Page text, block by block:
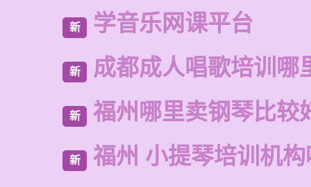
新 学音乐网课平台
新 成都成人唱歌培训哪
新 福州哪里卖钢琴比较
新 福州 小提琴培训机